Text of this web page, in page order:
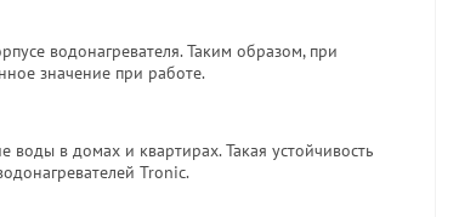
водонагревателя. Таким образом, при
значение при работе.
в домах и квартирах. Такая устойчивость
Tronic.